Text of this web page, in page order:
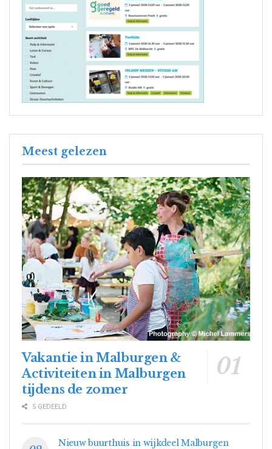
Meest gelezen
Vakantie in Malburgen &
Activiteiten in Malburgen
tijdens de zomer
5 GEDEELD
Nieuw buurthuis in wijkdeel Malburgen